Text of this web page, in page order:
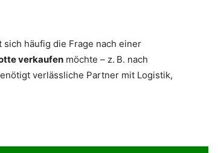
häufig die Frage nach einer
verkaufen möchte – z. B. nach
verlässliche Partner mit Logistik,